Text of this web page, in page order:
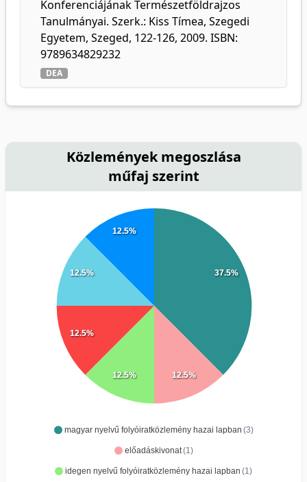
Konferenciájának Természetföldrajzos
Tanulmányai. Szerk.: Kiss Tímea, Szegedi
Egyetem, Szeged, 122-126, 2009. ISBN:
9789634829232
DEA
Közlemények megoszlása
műfaj szerint
magyar nyelvű folyóiratközlemény hazai lapban (3)
előadáskivonat(1)
idegen nyelvű folyóiratközlemény hazai lapban (1)
37.5%
12.5%
12.5%
12.5%
12.5%
12.5%